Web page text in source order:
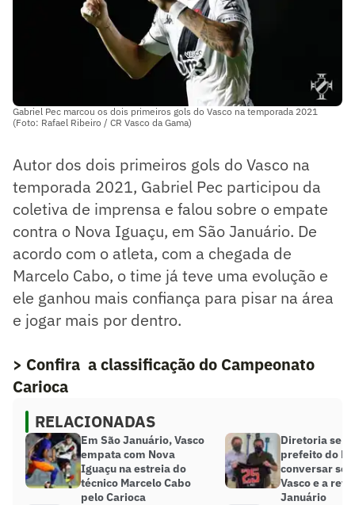
Gabriel Pec marcou os dois primeiros gols do Vasco na temporada 2021
(Foto: Rafael Ribeiro / CR Vasco da Gama)
Autor dos dois primeiros gols do Vasco na
temporada 2021, Gabriel Pec participou da
coletiva de imprensa e falou sobre o empate
contra o Nova Iguaçu, em São Januário. De
acordo com o atleta, com a chegada de
Marcelo Cabo, o time já teve uma evolução e
ele ganhou mais confiança para pisar na área
e jogar mais por dentro.
> Confira a classificação do Campeonato
Carioca
RELACIONADAS
Em São Januário, Vasco
empata com Nova
Iguaçu na estreia do
técnico Marcelo Cabo
pelo Carioca
Diretoria se
prefeito do
conversar
Vasco e a
Januário